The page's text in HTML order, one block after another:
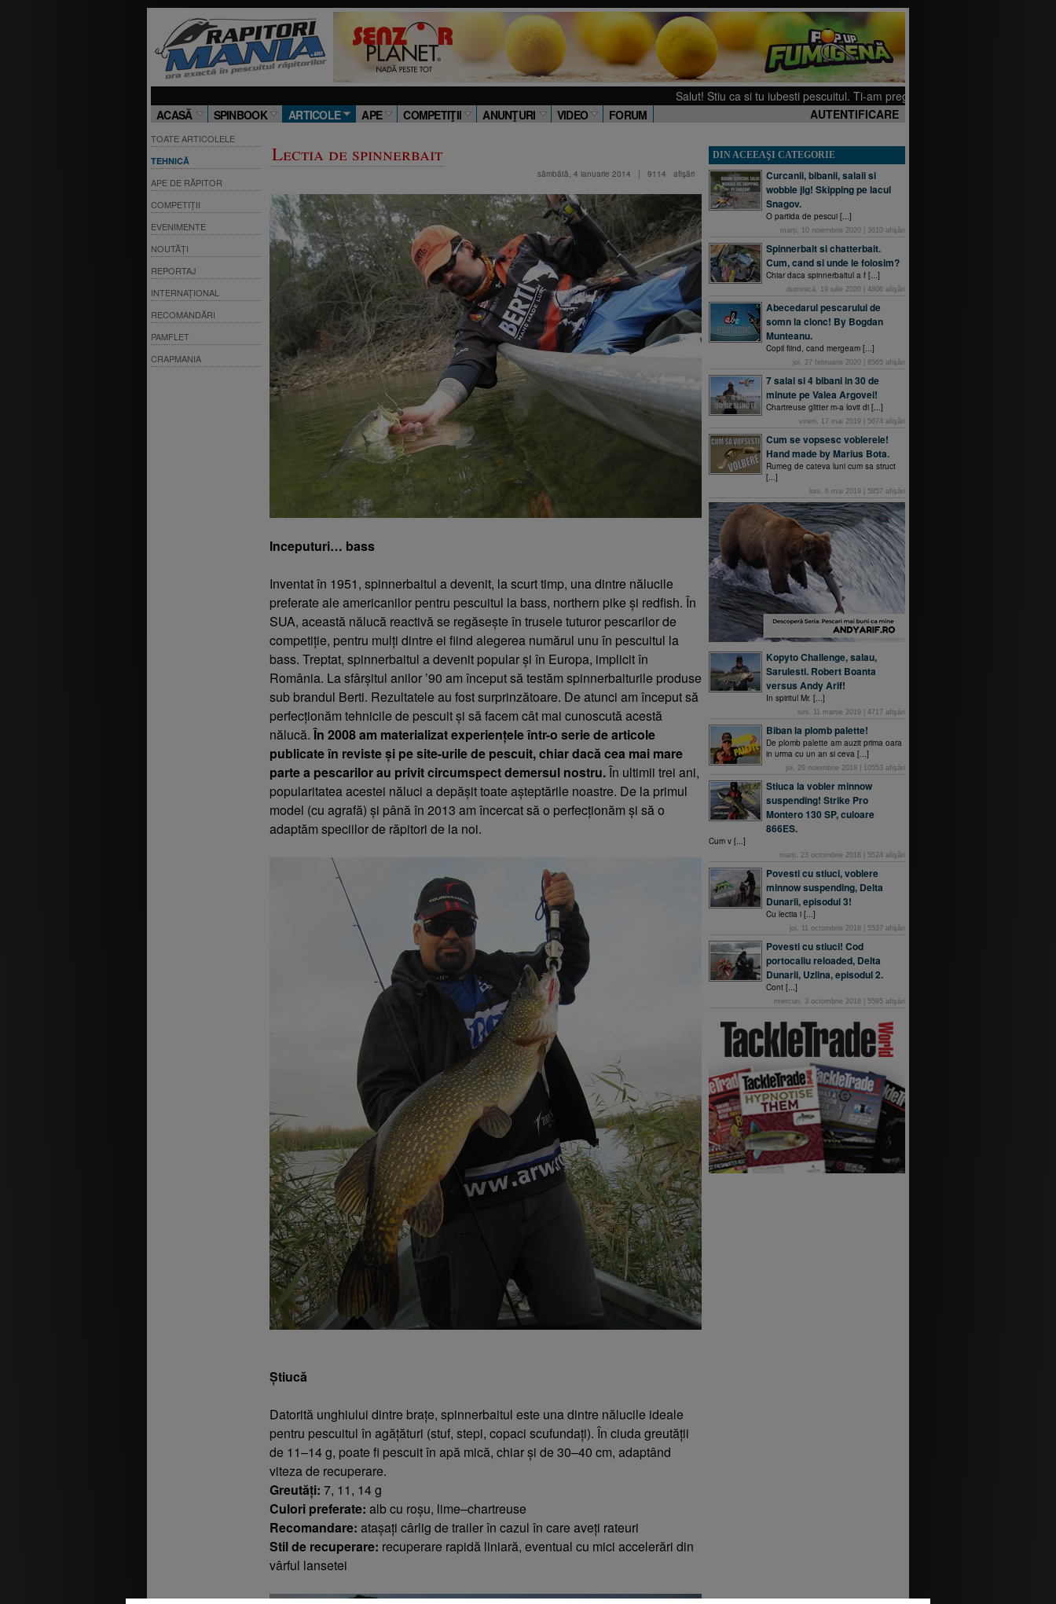
Salut! Stiu ca si tu iubesti pescuitul. Ti-am pregatit cateva filmulete pe canalul meu
ACASĂ
SPINBOOK ARTICOLE APE COMPETIŢII ANUNŢURI VIDEO FORUM AUTENTIFICARE
TOATE ARTICOLELE
TEHNICĂ
APE DE RĂPITOR
COMPETIȚII
EVENIMENTE
NOUTĂȚI
REPORTAJ
INTERNAȚIONAL
RECOMANDĂRI
PAMFLET
CRAPMANIA
Lectia de spinnerbait
sâmbătă, 4 ianuarie 2014 | 9114 afişări
Inceputuri… bass
Inventat în 1951, spinnerbaitul a devenit, la scurt timp, una dintre nălucile
preferate ale americanilor pentru pescuitul la bass, northern pike și redfish. În
SUA, această nălucă reactivă se regăsește în trusele tuturor pescarilor de
competiție, pentru mulți dintre ei fiind alegerea numărul unu în pescuitul la
bass. Treptat, spinnerbaitul a devenit popular și în Europa, implicit în
România. La sfârșitul anilor ’90 am început să testăm spinnerbaiturile produse
sub brandul Berti. Rezultatele au fost surprinzătoare. De atunci am început să
perfecționăm tehnicile de pescuit și să facem cât mai cunoscută acestă
nălucă.În 2008 am materializat experiențele într-o serie de articole
publicate în reviste și pe site-urile de pescuit, chiar dacă cea mai mare
parte a pescarilor au privit circumspect demersul nostru.În ultimii trei ani,
popularitatea acestei năluci a depășit toate așteptările noastre. De la primul
model (cu agrafă) și până în 2013 am încercat să o perfecționăm și să o
adaptăm speciilor de răpitori de la noi.
Știucă
Datorită unghiului dintre brațe, spinnerbaitul este una dintre nălucile ideale
pentru pescuitul în agățături (stuf, stepi, copaci scufundați). În ciuda greutății
de 11–14 g, poate fi pescuit în apă mică, chiar și de 30–40 cm, adaptând
viteza de recuperare.
Greutăți: 7, 11, 14 g
Culori preferate: alb cu roșu, lime–chartreuse
Recomandare: atașați cârlig de trailer în cazul în care aveți rateuri
Stil de recuperare: recuperare rapidă liniară, eventual cu mici accelerări din
vârful lansetei
DIN ACEEAŞI CATEGORIE
Curcanii, bibanii, salaii si
wobble jig! Skipping pe lacul
Snagov.
O partida de pescui [...]
marți, 10 noiembrie 2020 3610 afişări
Spinnerbait si chatterbait.
Cum, cand si unde le folosim?
Chiar daca spinnerbaitul a f [...]
duminică, 19 iulie 2020 4806 afişări
Abecedarul pescarului de
somn la clonc! By Bogdan
Munteanu.
Copil fiind, cand mergeam [...]
joi, 27 februarie 2020 8565 afişări
7 salai si 4 bibani in 30 de
minute pe Valea Argovei!
Chartreuse glitter m-a lovit di [...]
vineri, 17 mai 2019 5674 afişări
Cum se vopsesc voblerele!
Hand made by Marius Bota.
Rumeg de cateva luni cum sa struct
[...]
luni, 6 mai 2019 5857 afişări
Kopyto Challenge, salau,
Sarulesti. Robert Boanta
versus Andy Arif!
In spiritul Mr. [...]
luni, 11 martie 2019 4717 afişări
Biban la plomb palette!
De plomb palette am auzit prima oara
in urma cu un an si ceva [...]
joi, 29 noiembrie 2018 10553 afişări
Stiuca la vobler minnow
suspending! Strike Pro
Montero 130 SP, culoare
866ES.
Cum v [...]
marți, 23 octombrie 2018 5524 afişări
Povesti cu stiuci, voblere
minnow suspending, Delta
Dunarii, episodul 3!
Cu lectia i [...]
joi, 11 octombrie 2018 5537 afişări
Povesti cu stiuci! Cod
portocaliu reloaded, Delta
Dunarii, Uzlina, episodul 2.
Cont [...]
miercuri, 3 octombrie 2018 5595 afişări